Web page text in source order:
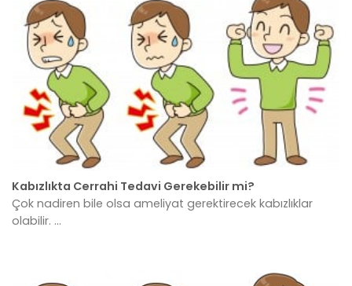
Kabızlıkta Cerrahi Tedavi Gerekebilir mi?
Çok nadiren bile olsa ameliyat gerektirecek kabızlıklar
olabilir. ...